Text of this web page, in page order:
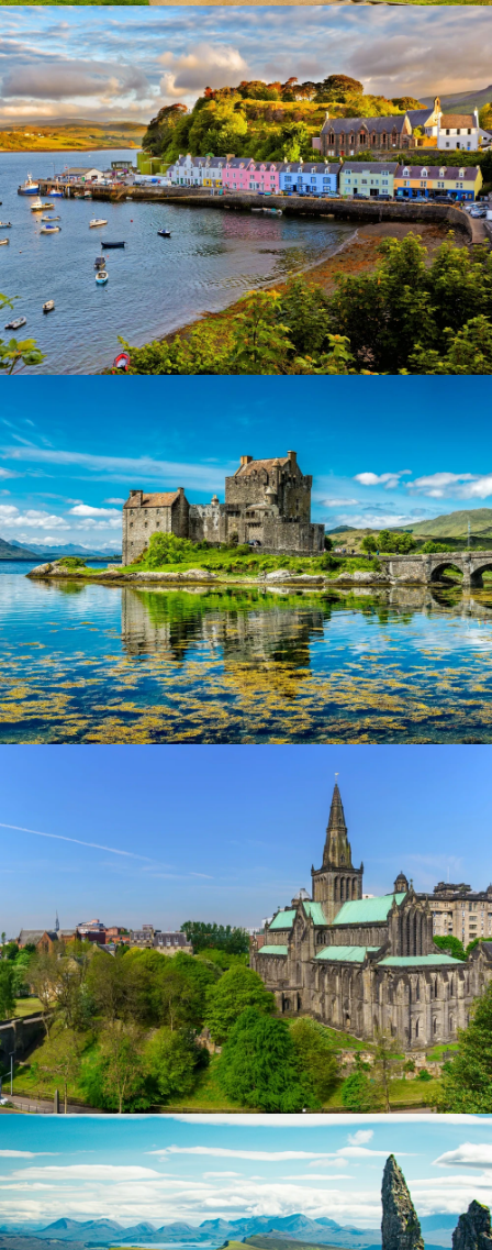
Burgruine Urquhart Castle am Loch Ness
Glasgow Cathedral